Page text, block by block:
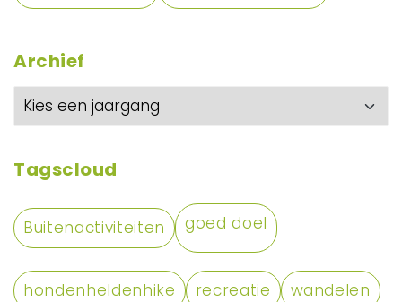
Archief
Tagscloud
Buitenactiviteiten goed doel
hondenheldenhike recreatie wandelen